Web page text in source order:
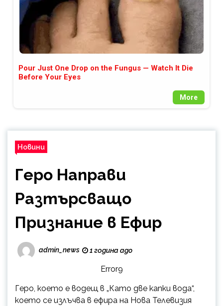
Pour Just One Drop on the Fungus — Watch It Die
Before Your Eyes
More
Новини
Геро Направи
Разтърсващо
Признание в Ефир
admin_news 1 година ago
Error9
Геро, което е водещ в „Като две капки вода“,
което се излъчва в ефира на Нова Телевизия